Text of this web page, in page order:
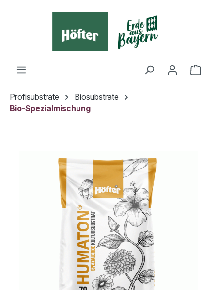
Profisubstrate
Biosubstrate
Bio-Spezialmischung